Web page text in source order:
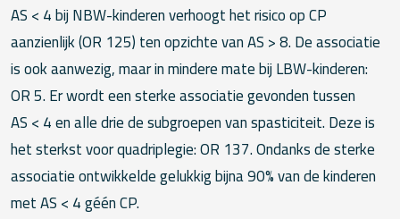
AS < 4 bij NBW-kinderen verhoogt het risico op CP
aanzienlijk (OR 125) ten opzichte van AS > 8. De associatie
is ook aanwezig, maar in mindere mate bij LBW-kinderen:
OR 5. Er wordt een sterke associatie gevonden tussen
AS < 4 en alle drie de subgroepen van spasticiteit. Deze is
het sterkst voor quadriplegie: OR 137. Ondanks de sterke
associatie ontwikkelde gelukkig bijna 90% van de kinderen
met AS < 4 géén CP.